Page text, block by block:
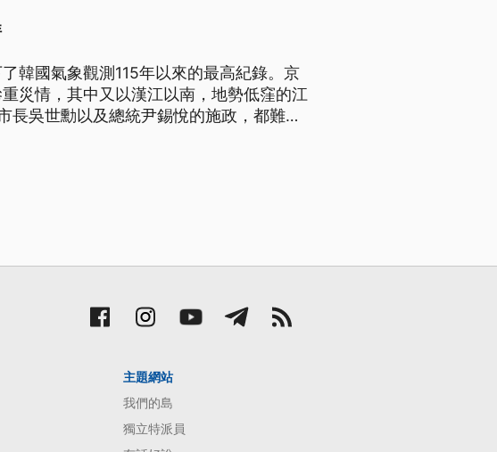
韓國氣象觀測115年以來的最高紀錄。京
災情，其中又以漢江以南，地勢低窪的江
吳世勳以及總統尹錫悅的施政，都難逃
主題網站
我們的島
獨立特派員